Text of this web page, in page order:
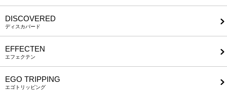
DISCOVERED
ディスカバード
EFFECTEN
エフェクテン
EGO TRIPPING
エゴトリッピング